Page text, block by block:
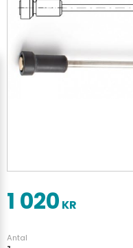
1 020 KR
Antal